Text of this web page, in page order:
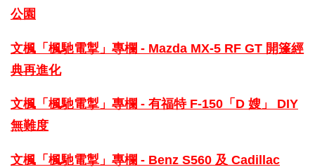
公園
文楓「楓馳電掣」專欄 - Mazda MX-5 RF GT 開篷經
典再進化
文楓「楓馳電掣」專欄 - 有福特 F-150「D 嫂」 DIY
無難度
文楓「楓馳電掣」專欄 - Benz S560 及 Cadillac